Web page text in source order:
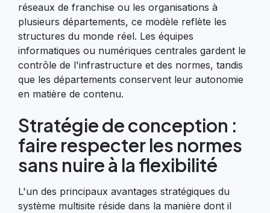
réseaux de franchise ou les organisations à
plusieurs départements, ce modèle reflète les
structures du monde réel. Les équipes
informatiques ou numériques centrales gardent le
contrôle de l'infrastructure et des normes, tandis
que les départements conservent leur autonomie
en matière de contenu.
Stratégie de conception :
faire respecter les normes
sans nuire à la flexibilité
L'un des principaux avantages stratégiques du
système multisite réside dans la manière dont il